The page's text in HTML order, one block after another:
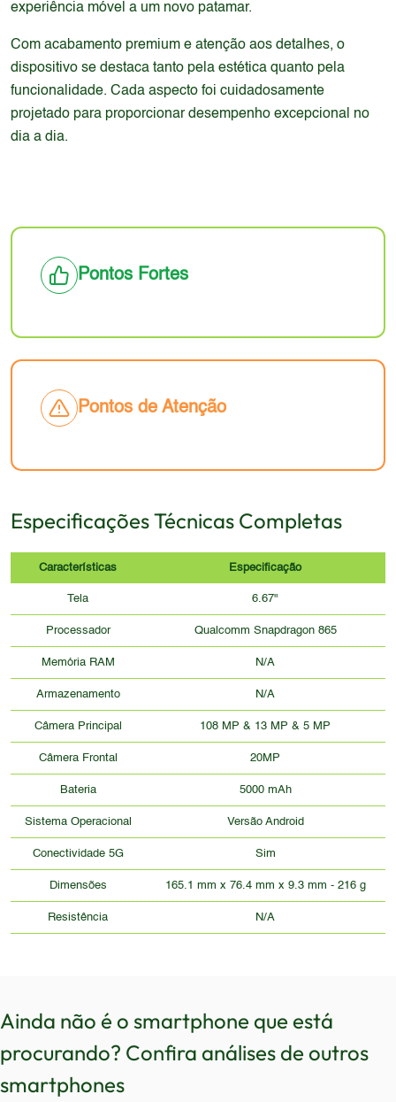
experiência móvel a um novo patamar.
Com acabamento premium e atenção aos detalhes, o
dispositivo se destaca tanto pela estética quanto pela
funcionalidade. Cada aspecto foi cuidadosamente
projetado para proporcionar desempenho excepcional no
dia a dia.
Pontos Fortes
Pontos de Atenção
Especificações Técnicas Completas
Características Especificação
Tela 6.67"
Processador Qualcomm Snapdragon 865
Memória RAM N/A
Armazenamento N/A
Câmera Principal 108 MP & 13 MP & 5 MP
Câmera Frontal 20MP
Bateria 5000 mAh
Sistema Operacional Versão Android
Conectividade 5G Sim
Dimensões 165.1 mm x 76.4 mm x 9.3 mm - 216 g
Resistência N/A
Ainda não é o smartphone que está
procurando? Confira análises de outros
smartphones